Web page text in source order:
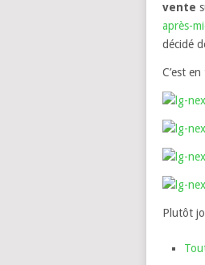
vente
après-
décidé
C’est
Plutôt